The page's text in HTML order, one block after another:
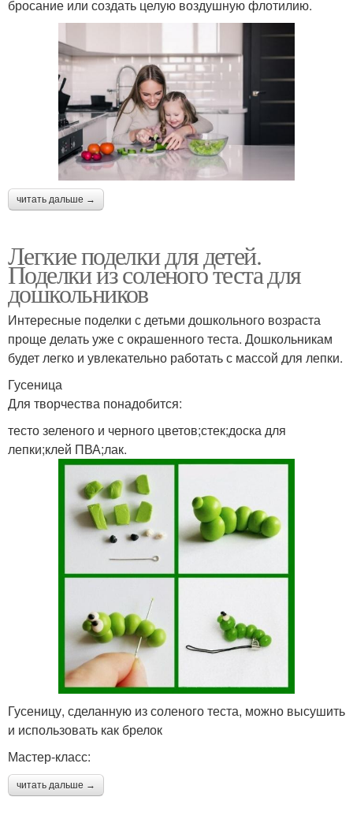
бросание или создать целую воздушную флотилию.
читать дальше →
Легкие поделки для детей.
Поделки из соленого теста для
дошкольников
Интересные поделки с детьми дошкольного возраста
проще делать уже с окрашенного теста. Дошкольникам
будет легко и увлекательно работать с массой для лепки.
Гусеница
Для творчества понадобится:
тесто зеленого и черного цветов;стек;доска для
лепки;клей ПВА;лак.
Гусеницу, сделанную из соленого теста, можно высушить
и использовать как брелок
Мастер-класс:
читать дальше →